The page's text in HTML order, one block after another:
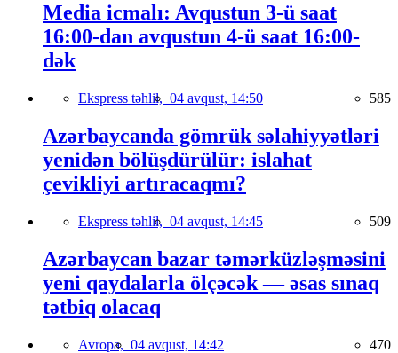
Media icmalı: Avqustun 3-ü saat
16:00-dan avqustun 4-ü saat 16:00-
dək
Ekspress təhlil, 04 avqust, 14:50 585
Azərbaycanda gömrük səlahiyyətləri
yenidən bölüşdürülür: islahat
çevikliyi artıracaqmı?
Ekspress təhlil, 04 avqust, 14:45 509
Azərbaycan bazar təmərküzləşməsini
yeni qaydalarla ölçəcək — əsas sınaq
tətbiq olacaq
Avropa, 04 avqust, 14:42 470